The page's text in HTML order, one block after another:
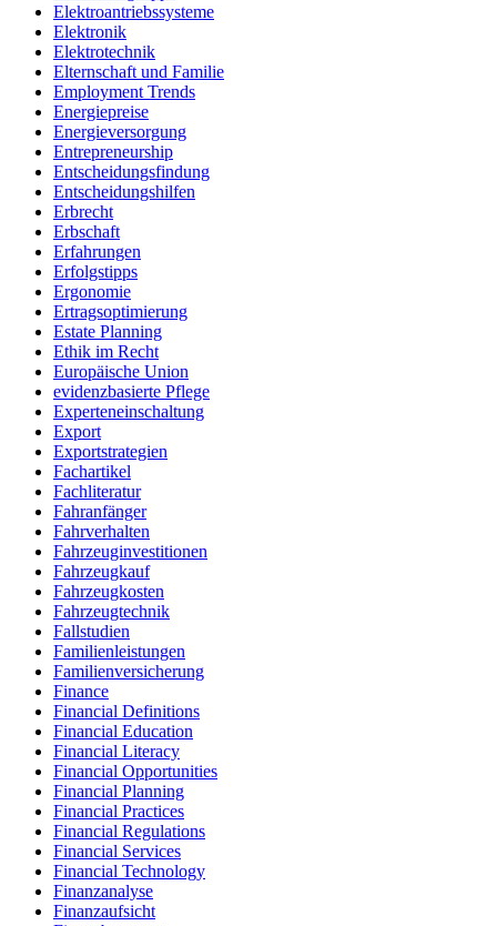
Elektroantriebssysteme
Elektronik
Elektrotechnik
Elternschaft und Familie
Employment Trends
Energiepreise
Energieversorgung
Entrepreneurship
Entscheidungsfindung
Entscheidungshilfen
Erbrecht
Erbschaft
Erfahrungen
Erfolgstipps
Ergonomie
Ertragsoptimierung
Estate Planning
Ethik im Recht
Europäische Union
evidenzbasierte Pflege
Experteneinschaltung
Export
Exportstrategien
Fachartikel
Fachliteratur
Fahranfänger
Fahrverhalten
Fahrzeuginvestitionen
Fahrzeugkauf
Fahrzeugkosten
Fahrzeugtechnik
Fallstudien
Familienleistungen
Familienversicherung
Finance
Financial Definitions
Financial Education
Financial Literacy
Financial Opportunities
Financial Planning
Financial Practices
Financial Regulations
Financial Services
Financial Technology
Finanzanalyse
Finanzaufsicht